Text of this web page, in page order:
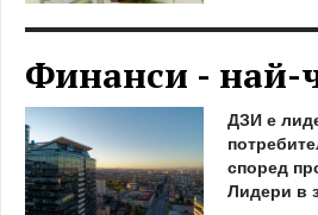
Финанси - най-
ДЗИ е
според
Лидери в